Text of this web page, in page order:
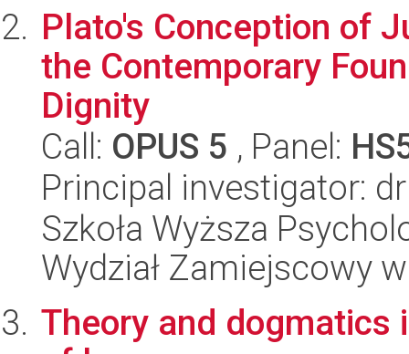
Plato's Conception of
the Contemporary
Dignity
Call: OPUS 5 , Panel:
Principal investigator:
Szkoła Wyższa
Wydział Zamiejscowy
Theory and dogmatics